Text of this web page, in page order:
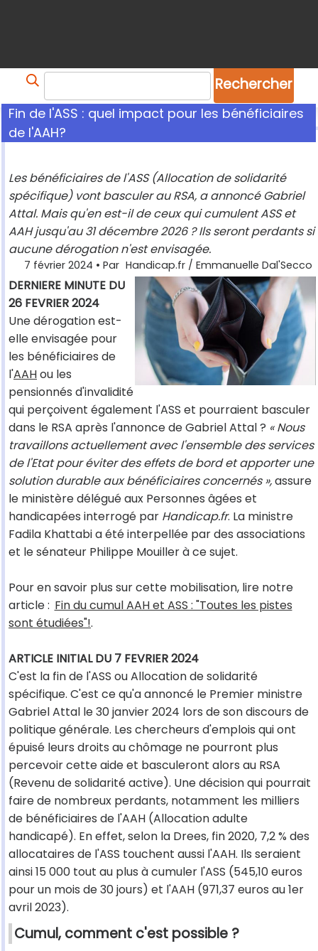
Rechercher
Fin de l'ASS : quel impact pour les bénéficiaires
de l'AAH?
Les bénéficiaires de l'ASS (Allocation de solidarité
spécifique) vont basculer au RSA, a annoncé Gabriel
Attal. Mais qu'en est-il de ceux qui cumulent ASS et
AAH jusqu'au 31 décembre 2026 ? Ils seront perdants si
aucune dérogation n'est envisagée.
7 février 2024 • Par Handicap.fr / Emmanuelle Dal'Secco
DERNIERE MINUTE DU
26 FEVRIER 2024
Une dérogation est-
elle envisagée pour
les bénéficiaires de
l'AAHou les
pensionnés d'invalidité
qui perçoivent également l'ASS et pourraient basculer
dans le RSA après l'annonce de Gabriel Attal ? « Nous
travaillons actuellement avec l'ensemble des services
de l'Etat pour éviter des effets de bord et apporter une
solution durable aux bénéficiaires concernés »,assure
le ministère délégué aux Personnes âgées et
handicapées interrogé par Handicap.fr. La ministre
Fadila Khattabi a été interpellée par des associations
et le sénateur Philippe Mouiller à ce sujet.
Pour en savoir plus sur cette mobilisation, lire notre
article : Fin du cumul AAH et ASS : "Toutes les pistes
sont étudiées"!.
ARTICLE INITIAL DU 7 FEVRIER 2024
C'est la fin de l'ASS ou Allocation de solidarité
spécifique. C'est ce qu'a annoncé le Premier ministre
Gabriel Attal le 30 janvier 2024 lors de son discours de
politique générale. Les chercheurs d'emplois qui ont
épuisé leurs droits au chômage ne pourront plus
percevoir cette aide et basculeront alors au RSA
(Revenu de solidarité active). Une décision qui pourrait
faire de nombreux perdants, notamment les milliers
de bénéficiaires de l'AAH (Allocation adulte
handicapé). En effet, selon la Drees, fin 2020, 7,2 % des
allocataires de l'ASS touchent aussi l'AAH. Ils seraient
ainsi 15 000 tout au plus à cumuler l'ASS (545,10 euros
pour un mois de 30 jours) et l'AAH (971,37 euros au 1er
avril 2023).
Cumul, comment c'est possible ?